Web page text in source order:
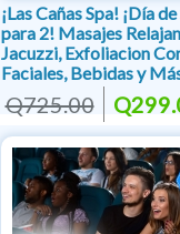
¡Las Cañas Spa! ¡Día de
para 2! Masajes
Jacuzzi, Exfoliacion
Faciales, Bebidas y
Q725.00